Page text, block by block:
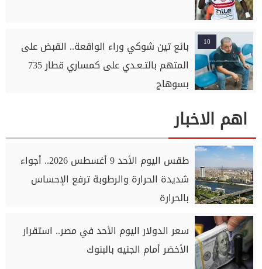
10
بائع تين شوكي وراء الواقعة.. القبض على
المتهم بالتـعـدي على كمساري قطار 735
بسوهاج
اهم الاخبار
طقس اليوم الأحد 9 أغسطس 2026.. أجواء
شديدة الحرارة والرطوبة ترفع الإحساس
بالحرارة
سعر الدولار اليوم الأحد في مصر.. استقرار
الأخضر أمام الجنيه بالبنوك